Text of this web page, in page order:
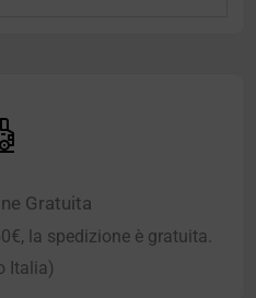
Gratuita
la spedizione è gratuita.
Italia)